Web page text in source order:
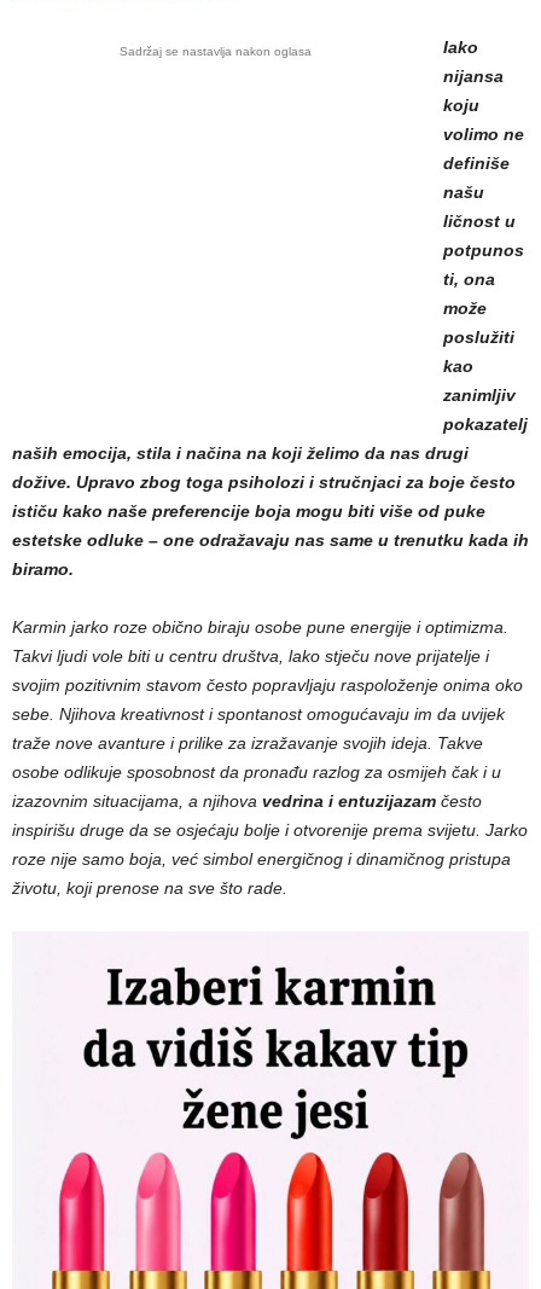
Sadržaj se nastavlja nakon oglasa
Iako
nijansa
koju
volimo ne
definiše
našu
ličnost u
potpunos
ti, ona
može
poslužiti
kao
zanimljiv
pokazatelj
naših emocija, stila i načina na koji želimo da nas drugi
dožive. Upravo zbog toga psiholozi i stručnjaci za boje često
ističu kako naše preferencije boja mogu biti više od puke
estetske odluke – one odražavaju nas same u trenutku kada ih
biramo.
Karmin jarko roze obično biraju osobe pune energije i optimizma.
Takvi ljudi vole biti u centru društva, lako stječu nove prijatelje i
svojim pozitivnim stavom često popravljaju raspoloženje onima oko
sebe. Njihova kreativnost i spontanost omogućavaju im da uvijek
traže nove avanture i prilike za izražavanje svojih ideja. Takve
osobe odlikuje sposobnost da pronađu razlog za osmijeh čak i u
izazovnim situacijama, a njihova vedrina i entuzijazam često
inspirišu druge da se osjećaju bolje i otvorenije prema svijetu. Jarko
roze nije samo boja, već simbol energičnog i dinamičnog pristupa
životu, koji prenose na sve što rade.